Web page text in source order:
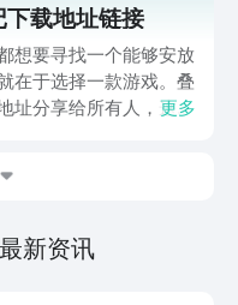
款游戏的热度非常之
卫的背景设定，还是紧
，都吸引着不少同学的
要提前进行预约，方便
载地址链接
想要寻找一个能够安放
在于选择一款游戏。叠
址分享给所有人，这一
下载这款游戏，其实方
吧。
更多
最新资讯